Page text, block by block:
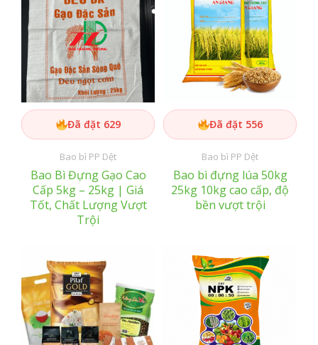
Đã đặt 629
Bao bì PP Dệt
Bao Bì Đựng Gạo Cao
Cấp 5kg – 25kg | Giá
Tốt, Chất Lượng Vượt
Trội
Đã đặt 556
Bao bì PP Dệt
Bao bì đựng lúa 50kg
25kg 10kg cao cấp, độ
bền vượt trội